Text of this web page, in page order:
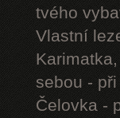
tvého
Vlastní
sebou -
Čelovka -